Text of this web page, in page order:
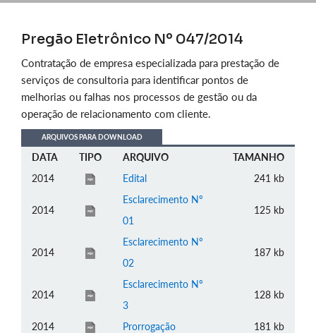
Pregão Eletrônico Nº 047/2014
Contratação de empresa especializada para prestação de
serviços de consultoria para identificar pontos de
melhorias ou falhas nos processos de gestão ou da
operação de relacionamento com cliente.
ARQUIVOS PARA DOWNLOAD
DATA TIPO ARQUIVO
TAMANHO
2014
Edital 241 kb
2014
Esclarecimento Nº
01
125 kb
2014
Esclarecimento Nº
02
187 kb
2014
Esclarecimento Nº
3
128 kb
2014 Prorrogação 181 kb